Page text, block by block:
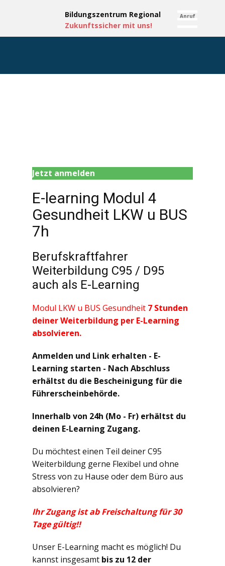
Bildungsze​ntru​m Regional
Zukun​ft​ssicher mit uns!
Anruf
Jetzt anmelden
E-learning Modul 4
Gesundheit LKW u BUS
7h
Berufskraftfahrer
Weiterbildung C95 / D95
auch als E-Learning
Modul LKW u BUS Gesundheit 7 Stunden
deiner Weiterbildung per E-Learning
absolvieren.
Anmelden und Link erhalten - E-
Learning starten - Nach Abschluss
erhältst du die Bescheinigung für die
Führerscheinbehörde.
Innerhalb von 24h (Mo - Fr) erhältst du
deinen E-Learning Zugang.
Du möchtest einen Teil deiner C95
Weiterbildung gerne Flexibel und ohne
Stress von zu Hause oder dem Büro aus
absolvieren?
Ihr Zugang ist ab Freischaltung für 30
Tage gültig!!
Unser E-Learning macht es möglich! Du
kannst insgesamt bis zu 12 der